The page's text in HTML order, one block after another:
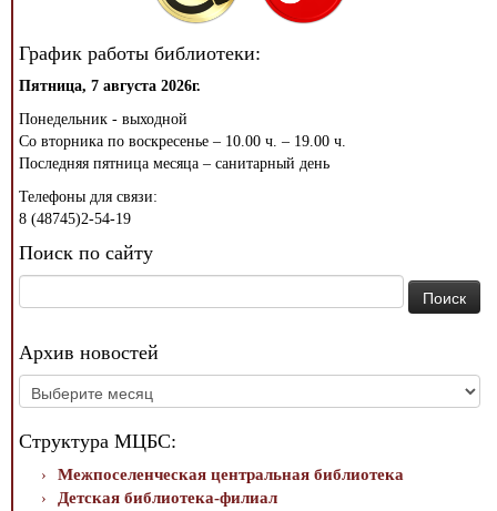
График работы библиотеки:
Пятница, 7 августа 2026г.
Понедельник - выходной
Со вторника по воскресенье – 10.00 ч. – 19.00 ч.
Последняя пятница месяца – санитарный день
Телефоны для связи:
8 (48745)2-54-19
Поиск по сайту
Архив новостей
Архив
новостей
Структура МЦБС:
Межпоселенческая центральная библиотека
Детская библиотека-филиал